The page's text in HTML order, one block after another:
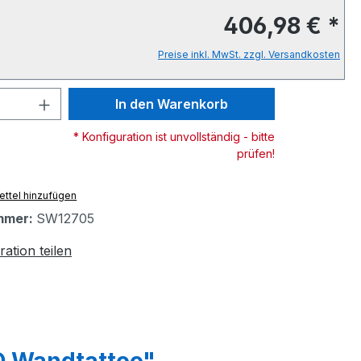
406,98 € *
Preise inkl. MwSt. zzgl. Versandkosten
Anzahl: Gib den gewünschten Wert
In den Warenkorb
* Konfiguration ist unvollständig - bitte
prüfen!
hinzufügen
SW12705
teilen